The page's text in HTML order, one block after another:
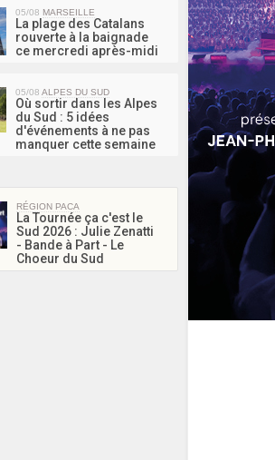
05/08 MARSEILLE
La plage des Catalans
rouverte à la baignade
ce mercredi après-midi
05/08 ALPES DU SUD
Où sortir dans les Alpes
du Sud : 5 idées
d'événements à ne pas
manquer cette semaine
RÉGION PACA
La Tournée ça c'est le
Sud 2026 : Julie Zenatti
- Bande à Part - Le
Choeur du Sud